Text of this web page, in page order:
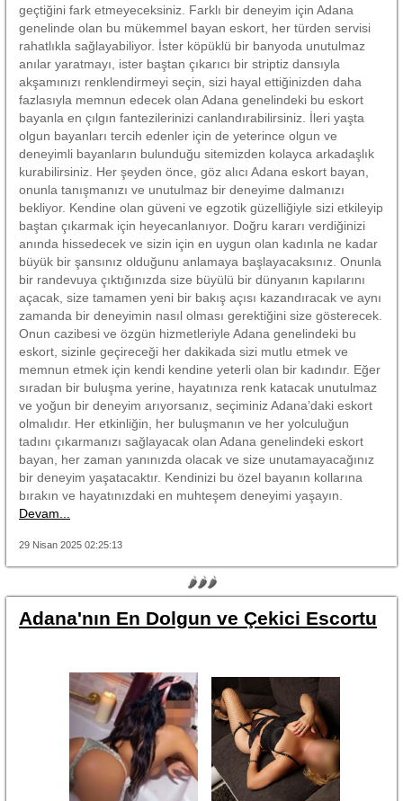
geçtiğini fark etmeyeceksiniz. Farklı bir deneyim için Adana
genelinde olan bu mükemmel bayan eskort, her türden servisi
rahatlıkla sağlayabiliyor. İster köpüklü bir banyoda unutulmaz
anılar yaratmayı, ister baştan çıkarıcı bir striptiz dansıyla
akşamınızı renklendirmeyi seçin, sizi hayal ettiğinizden daha
fazlasıyla memnun edecek olan Adana genelindeki bu eskort
bayanla en çılgın fantezilerinizi canlandırabilirsiniz. İleri yaşta
olgun bayanları tercih edenler için de yeterince olgun ve
deneyimli bayanların bulunduğu sitemizden kolayca arkadaşlık
kurabilirsiniz. Her şeyden önce, göz alıcı Adana eskort bayan,
onunla tanışmanızı ve unutulmaz bir deneyime dalmanızı
bekliyor. Kendine olan güveni ve egzotik güzelliğiyle sizi etkileyip
baştan çıkarmak için heyecanlanıyor. Doğru kararı verdiğinizi
anında hissedecek ve sizin için en uygun olan kadınla ne kadar
büyük bir şansınız olduğunu anlamaya başlayacaksınız. Onunla
bir randevuya çıktığınızda size büyülü bir dünyanın kapılarını
açacak, size tamamen yeni bir bakış açısı kazandıracak ve aynı
zamanda bir deneyimin nasıl olması gerektiğini size gösterecek.
Onun cazibesi ve özgün hizmetleriyle Adana genelindeki bu
eskort, sizinle geçireceği her dakikada sizi mutlu etmek ve
memnun etmek için kendi kendine yeterli olan bir kadındır. Eğer
sıradan bir buluşma yerine, hayatınıza renk katacak unutulmaz
ve yoğun bir deneyim arıyorsanız, seçiminiz Adana’daki eskort
olmalıdır. Her etkinliğin, her buluşmanın ve her yolculuğun
tadını çıkarmanızı sağlayacak olan Adana genelindeki eskort
bayan, her zaman yanınızda olacak ve size unutamayacağınız
bir deneyim yaşatacaktır. Kendinizi bu özel bayanın kollarına
bırakın ve hayatınızdaki en muhteşem deneyimi yaşayın.
Devam...
29 Nisan 2025 02:25:13
🌶🌶🌶
Adana'nın En Dolgun ve Çekici Escortu